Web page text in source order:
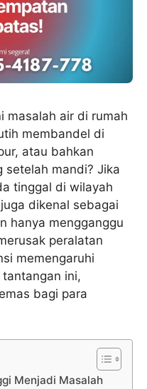
masalah air di rumah
membandel di
atau bahkan
setelah mandi? Jika
tinggal di wilayah
dikenal sebagai
hanya mengganggu
peralatan
memengaruhi
ini,
bagi para
Menjadi Masalah